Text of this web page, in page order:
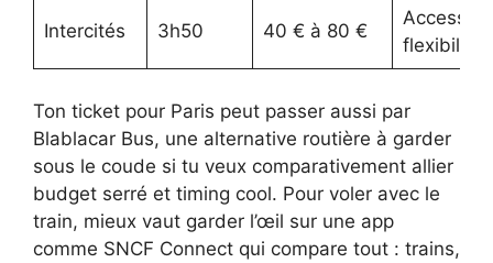
Intercités 3h50 40 € à 80 €
flexibilité
Ton ticket pour Paris peut passer aussi par
Blablacar Bus, une alternative routière à garder
sous le coude si tu veux comparativement allier
budget serré et timing cool. Pour voler avec le
train, mieux vaut garder l’œil sur une app
comme SNCF Connect qui compare tout : trains,